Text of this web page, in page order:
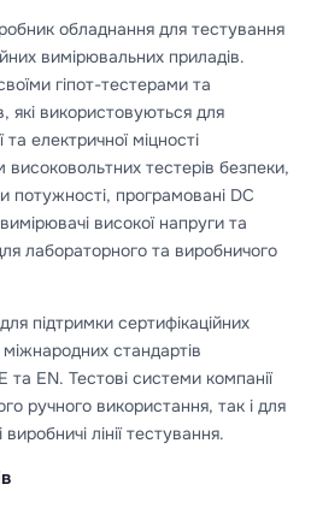
обладнання для тестування
вимірювальних приладів.
гіпот-тестерами та
які використовуються для
та електричної міцності
високовольтних тестерів безпеки,
потужності, програмовані DC
високої напруги та
лабораторного та виробничого
підтримки сертифікаційних
стандартів
EN. Тестові системи компанії
ручного використання, так і для
лінії тестування.